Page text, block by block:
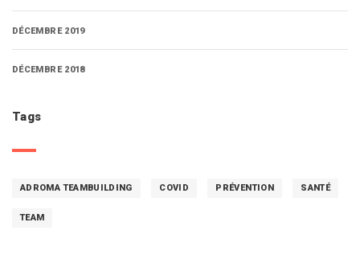
DÉCEMBRE 2019
DÉCEMBRE 2018
Tags
ADROMA TEAMBUILDING COVID PRÉVENTION SANTÉ
TEAM